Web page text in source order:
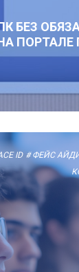
БЕЗ
ПОРТАЛЕ
ID # ФЕЙС